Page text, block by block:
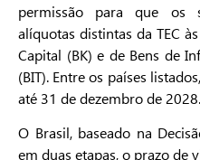
permissão para que os
alíquotas distintas da TEC
Capital (BK) e de Bens de
(BIT). Entre os países
até 31 de dezembro de 2028.
O Brasil, baseado na
em duas etapas, o prazo de